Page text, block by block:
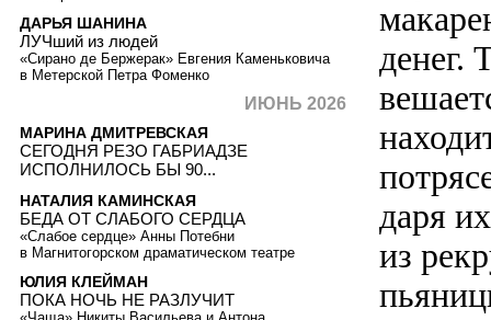
денег.
даря
из
ДАРЬЯ ШАНИНА
ЛУЧший из людей
«Сирано де Бержерак» Евгения Каменьковича
в Метерской Петра Фоменко
ИЮНЬ 2026
МАРИНА ДМИТРЕВСКАЯ
СЕГОДНЯ РЕЗО ГАБРИАДЗЕ
ИСПОЛНИЛОСЬ БЫ 90...
НАТАЛИЯ КАМИНСКАЯ
БЕДА ОТ СЛАБОГО СЕРДЦА
«Слабое сердце» Анны Потебни
в Магнитогорском драматическом театре
ЮЛИЯ КЛЕЙМАН
ПОКА НОЧЬ НЕ РАЗЛУЧИТ